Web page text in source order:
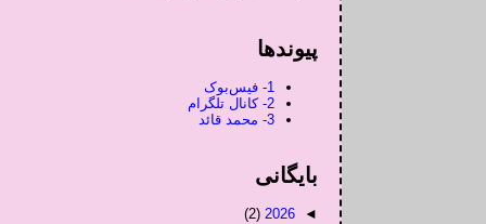
پیوندها
1- فیس‌بوک
2- کانال تلگرام
3- محمد قائد
بايگانی
◄
2026
(2)